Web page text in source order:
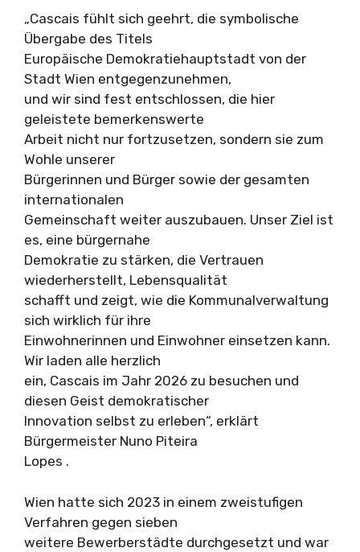
„Cascais fühlt sich geehrt, die symbolische
Übergabe des Titels
Europäische Demokratiehauptstadt von der
Stadt Wien entgegenzunehmen,
und wir sind fest entschlossen, die hier
geleistete bemerkenswerte
Arbeit nicht nur fortzusetzen, sondern sie zum
Wohle unserer
Bürgerinnen und Bürger sowie der gesamten
internationalen
Gemeinschaft weiter auszubauen. Unser Ziel ist
es, eine bürgernahe
Demokratie zu stärken, die Vertrauen
wiederherstellt, Lebensqualität
schafft und zeigt, wie die Kommunalverwaltung
sich wirklich für ihre
Einwohnerinnen und Einwohner einsetzen kann.
Wir laden alle herzlich
ein, Cascais im Jahr 2026 zu besuchen und
diesen Geist demokratischer
Innovation selbst zu erleben“, erklärt
Bürgermeister Nuno Piteira
Lopes .
Wien hatte sich 2023 in einem zweistufigen
Verfahren gegen sieben
weitere Bewerberstädte durchgesetzt und war